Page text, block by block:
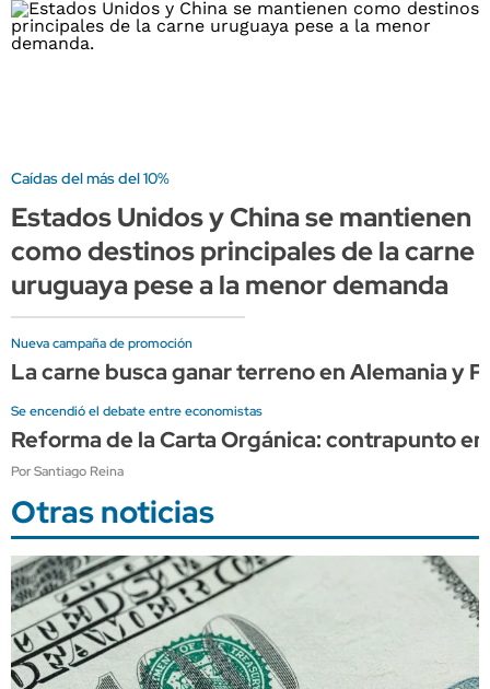
Caídas del más del 10%
Estados Unidos y China se mantienen
como destinos principales de la carne
uruguaya pese a la menor demanda
Nueva campaña de promoción
La carne busca ganar terreno en Alemania y
Se encendió el debate entre economistas
Reforma de la Carta Orgánica: contrapunto
Por Santiago Reina
Otras noticias